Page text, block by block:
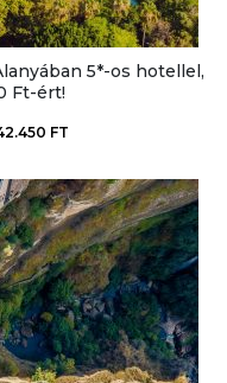
5*-os hotellel,
Ft-ért!
FT